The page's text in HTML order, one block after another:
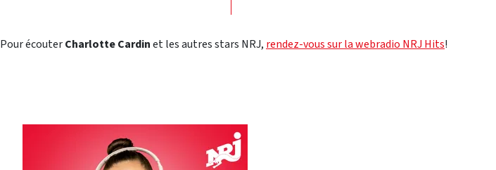
Pour écouterCharlotte Cardinet les autres stars NRJ, rendez-vous sur la webradio NRJ Hits!